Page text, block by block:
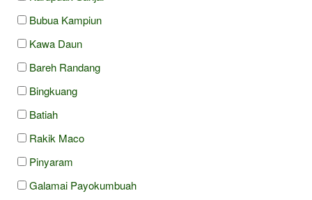
Bubua Kampiun
Kawa Daun
Bareh Randang
Bingkuang
Batiah
Rakik Maco
Pinyaram
Galamai Payokumbuah